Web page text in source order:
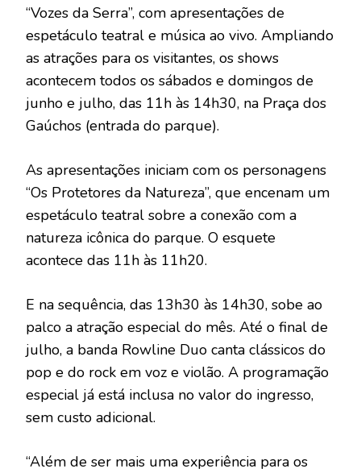
“Vozes da Serra”, com apresentações de
espetáculo teatral e música ao vivo. Ampliando
as atrações para os visitantes, os shows
acontecem todos os sábados e domingos de
junho e julho, das 11h às 14h30, na Praça dos
Gaúchos (entrada do parque).
As apresentações iniciam com os personagens
“Os Protetores da Natureza”, que encenam um
espetáculo teatral sobre a conexão com a
natureza icônica do parque. O esquete
acontece das 11h às 11h20.
E na sequência, das 13h30 às 14h30, sobe ao
palco a atração especial do mês. Até o final de
julho, a banda Rowline Duo canta clássicos do
pop e do rock em voz e violão. A programação
especial já está inclusa no valor do ingresso,
sem custo adicional.
“Além de ser mais uma experiência para os